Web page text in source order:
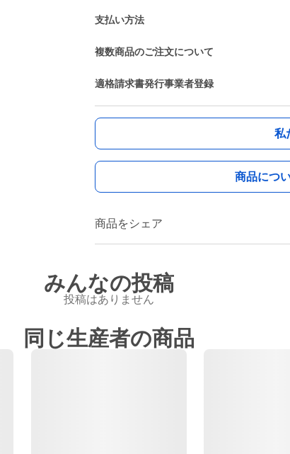
支払い方法
複数商品のご注文について
適格請求書発行事業者登録
私
商品につ
商品をシェア
みんなの投稿
投稿はありません
同じ生産者の商品